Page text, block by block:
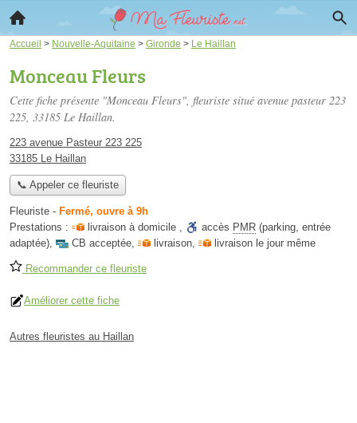
Accueil > Nouvelle-Aquitaine > Gironde > Le Haillan
Monceau Fleurs
Cette fiche présente "Monceau Fleurs", fleuriste situé avenue pasteur 223
225, 33185 Le Haillan.
223 avenue Pasteur 223 225
33185 Le Haillan
📞 Appeler ce fleuriste
Fleuriste - Fermé, ouvre à 9h
Prestations :
livraison à domicile , accès PMR (parking, entrée
adaptée), CB acceptée, livraison, livraison le jour même
Recommander ce fleuriste
Améliorer cette fiche
Autres fleuristes au Haillan